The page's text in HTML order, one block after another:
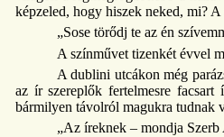
képzeled, hogy hiszek neked, mi?
„Sose törődj te az én
A színművet tizenkét évvel
A dublini utcákon még
az ír szereplők fertelmesre
bármilyen távolról magukra tudnak
„Az íreknek – mondja